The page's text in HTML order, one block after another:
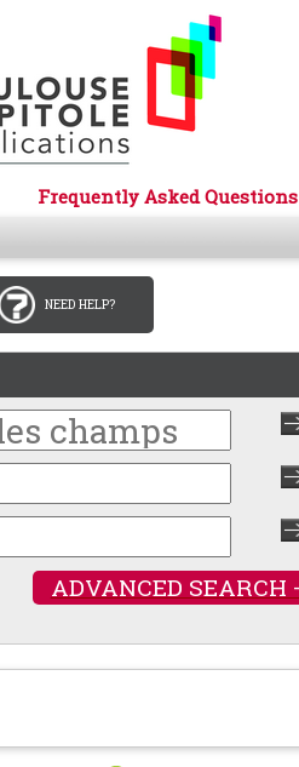
Frequently Asked Questions
NEED HELP?
ADVANCED SEARCH